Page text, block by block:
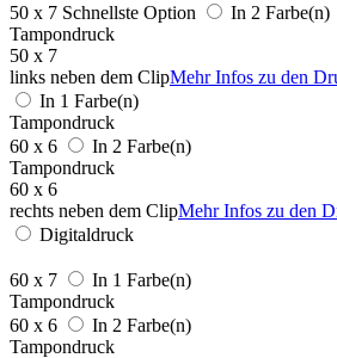
50 x 7 Schnellste Option
In 2 Farbe(n)
Tampondruck
50 x 7
links neben dem ClipMehr Infos zu den
In 1 Farbe(n)
Tampondruck
60 x 6
In 2 Farbe(n)
Tampondruck
60 x 6
rechts neben dem ClipMehr Infos zu den
Digitaldruck
60 x 7
In 1 Farbe(n)
Tampondruck
60 x 6
In 2 Farbe(n)
Tampondruck